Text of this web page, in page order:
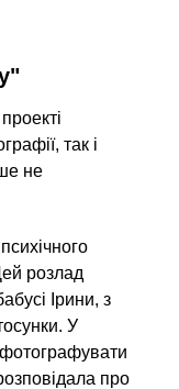
так і
не
розлад
Ірини, з
У
про